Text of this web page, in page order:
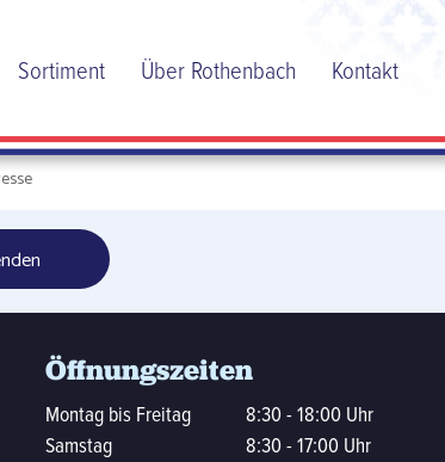
Sortiment Über Rothenbach Kontakt
Öffnungszeiten
Montag bis Freitag
8:30 - 18:00 Uhr
Samstag
8:30 - 17:00 Uhr